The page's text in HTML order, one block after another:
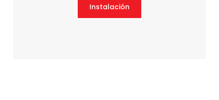
Instalación